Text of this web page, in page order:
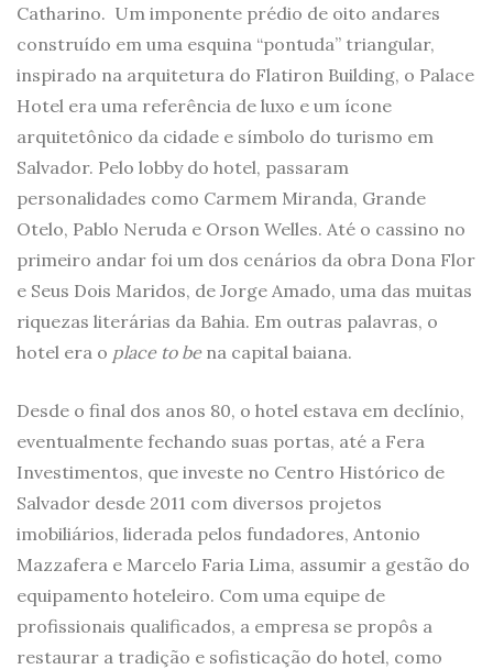
Catharino. Um imponente prédio de oito andares
construído em uma esquina “pontuda” triangular,
inspirado na arquitetura do Flatiron Building, o Palace
Hotel era uma referência de luxo e um ícone
arquitetônico da cidade e símbolo do turismo em
Salvador. Pelo lobby do hotel, passaram
personalidades como Carmem Miranda, Grande
Otelo, Pablo Neruda e Orson Welles. Até o cassino no
primeiro andar foi um dos cenários da obra Dona Flor
e Seus Dois Maridos, de Jorge Amado, uma das muitas
riquezas literárias da Bahia. Em outras palavras, o
hotel era o place to bena capital baiana.
Desde o final dos anos 80, o hotel estava em declínio,
eventualmente fechando suas portas, até a Fera
Investimentos, que investe no Centro Histórico de
Salvador desde 2011 com diversos projetos
imobiliários, liderada pelos fundadores, Antonio
Mazzafera e Marcelo Faria Lima, assumir a gestão do
equipamento hoteleiro. Com uma equipe de
profissionais qualificados, a empresa se propôs a
restaurar a tradição e sofisticação do hotel, como